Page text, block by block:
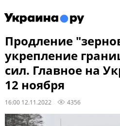
Продление
укрепление
сил. Главное на
12 ноября
16:00 12.11.2022 4356